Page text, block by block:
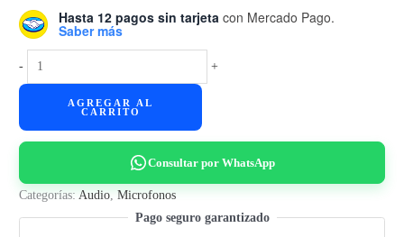
Hasta 12 pagos sin tarjeta con Mercado Pago.
Saber más
-
Microfono
Suono
+
AGREGAR AL
CARRITO
Consultar por WhatsApp
Categorías:Audio,Microfonos
Pago seguro garantizado